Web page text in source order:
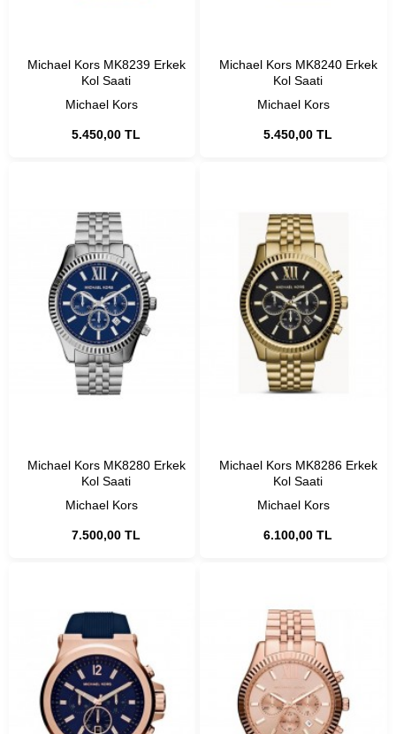
Michael Kors
Michael Kors MK8239 Erkek
Kol Saati
5.450,00 TL
Michael Kors
Michael Kors MK8240 Erkek
Kol Saati
5.450,00 TL
Michael Kors
Michael Kors MK8280 Erkek
Kol Saati
7.500,00 TL
Michael Kors
Michael Kors MK8286 Erkek
Kol Saati
6.100,00 TL